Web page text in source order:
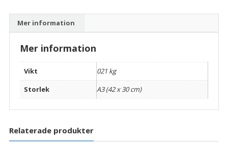
kolumner,
T10
Mer information
Mer information
Vikt
021 kg
Storlek
A3 (42 x 30 cm)
Relaterade produkter